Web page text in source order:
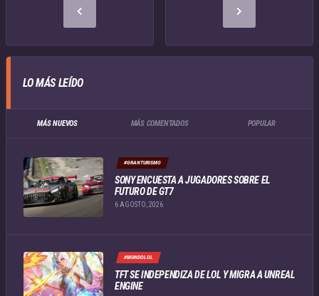
LO MÁS LEÍDO
MÁS NUEVOS MÁS COMENTADOS POPULAR
#GRANTURISMO
SONY ENCUESTA A JUGADORES SOBRE EL
FUTURO DE GT7
6 AGOSTO, 2026
#MUNDOLOL
TFT SE INDEPENDIZA DE LOL Y MIGRA A UNREAL
ENGINE